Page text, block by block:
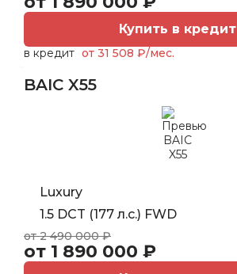
Купить в кредит
в кредит от 31 508 ₽/мес.
BAIC X55
Luxury
1.5 DCT (177 л.с.) FWD
от 2 490 000 ₽
от 1 890 000 ₽